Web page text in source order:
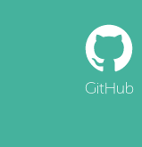
GitHub